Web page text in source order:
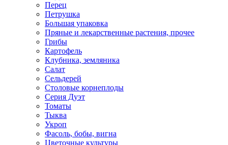
Перец
Петрушка
Большая упаковка
Пряные и лекарственные растения, прочее
Грибы
Картофель
Клубника, земляника
Салат
Сельдерей
Столовые корнеплоды
Серия Дуэт
Томаты
Тыква
Укроп
Фасоль, бобы, вигна
Цветочные культуры